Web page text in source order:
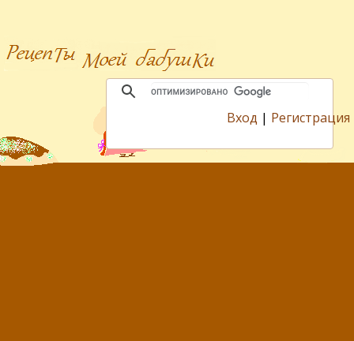
Вход | Регистрация